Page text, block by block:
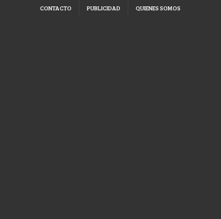
CONTACTO PUBLICIDAD QUIENES SOMOS